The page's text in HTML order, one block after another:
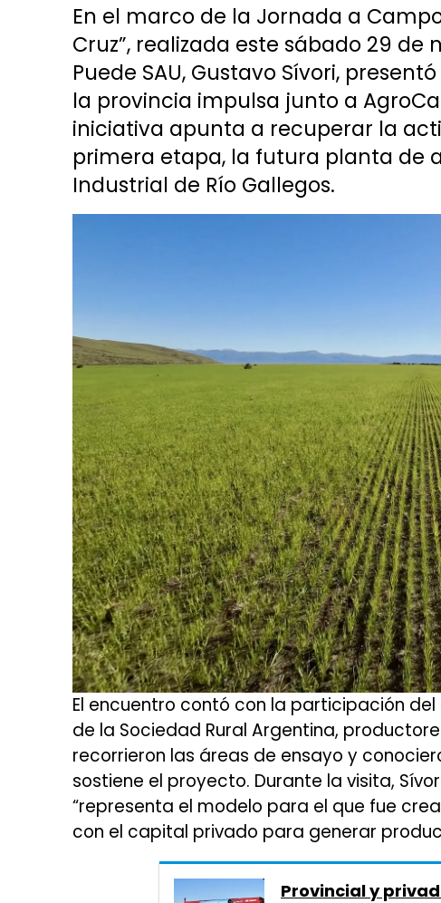
En el marco de la Jornada a
Cruz”, realizada este sábado 29
Puede SAU, Gustavo Sívori,
la provincia impulsa junto a
iniciativa apunta a recuperar la
primera etapa, la futura planta de
Industrial de Río Gallegos.
El encuentro contó con la participación
de la Sociedad Rural Argentina,
recorrieron las áreas de ensayo y
sostiene el proyecto. Durante la visita,
“representa el modelo para el que fue
con el capital privado para generar
Provincial y